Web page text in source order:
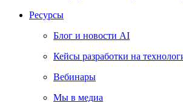
Ресурсы
Блог и новости AI
Кейсы разработки на
Вебинары
Мы в медиа